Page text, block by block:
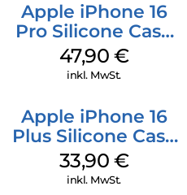
Apple iPhone 16
Pro Silicone Case
MagSafe Denim
47,90 €
inkl. MwSt.
Apple iPhone 16
Plus Silicone Case
MagSafe Lake
Green
33,90 €
inkl. MwSt.